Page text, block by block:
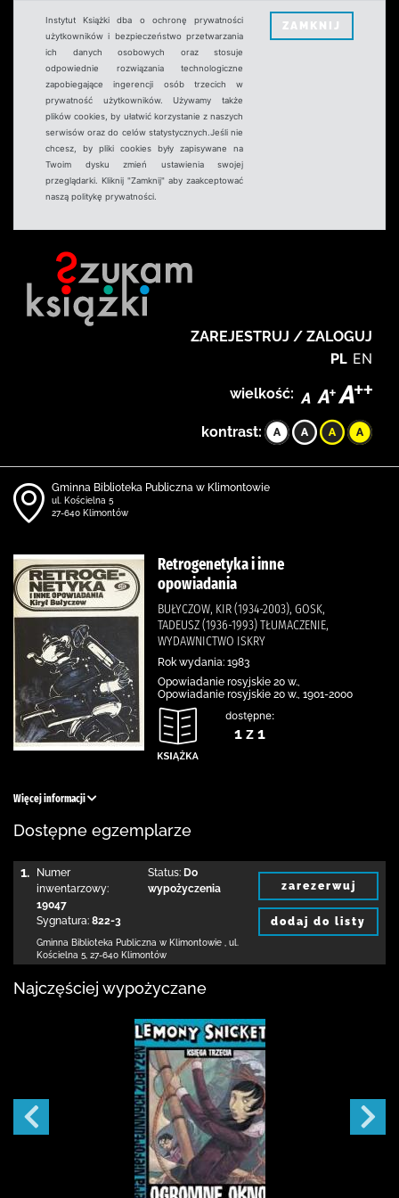
Instytut Książki dba o ochronę prywatności
użytkowników i bezpieczeństwo przetwarzania
ich danych osobowych oraz stosuje
odpowiednie rozwiązania technologiczne
zapobiegające ingerencji osób trzecich w
prywatność użytkowników. Używamy także
plików cookies, by ułatwić korzystanie z naszych
serwisów oraz do celów statystycznych.Jeśli nie
chcesz, by pliki cookies były zapisywane na
Twoim dysku zmień ustawienia swojej
przeglądarki. Kliknij "Zamknij" aby zaakceptować
naszą politykę prywatności.
ZAMKNIJ
ZAREJESTRUJ / ZALOGUJ
PL EN
wielkość:
kontrast:
Gminna Biblioteka Publiczna w Klimontowie
ul. Kościelna 5
27-640 Klimontów
Retrogenetyka i inne
opowiadania
BUŁYCZOW, KIR (1934-2003), GOSK,
TADEUSZ (1936-1993) TŁUMACZENIE,
WYDAWNICTWO ISKRY
Rok wydania: 1983
Opowiadanie rosyjskie 20 w.,
Opowiadanie rosyjskie 20 w., 1901-2000
dostępne:
1 z 1
Więcej informacji
Dostępne egzemplarze
1.
Numer
inwentarzowy:
19047
Sygnatura: 822-3
Status: Do
wypożyczenia
Gminna Biblioteka Publiczna w Klimontowie
ul.
Kościelna 5 27-640 Klimontów
zarezerwuj
dodaj do listy
Najczęściej wypożyczane